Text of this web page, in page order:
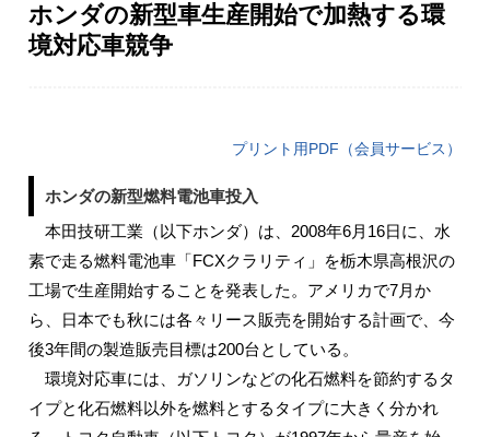
ホンダの新型車生産開始で加熱する環
境対応車競争
プリント用PDF（会員サービス）
ホンダの新型燃料電池車投入
本田技研工業（以下ホンダ）は、2008年6月16日に、水
素で走る燃料電池車「FCXクラリティ」を栃木県高根沢の
工場で生産開始することを発表した。アメリカで7月か
ら、日本でも秋には各々リース販売を開始する計画で、今
後3年間の製造販売目標は200台としている。
環境対応車には、ガソリンなどの化石燃料を節約するタ
イプと化石燃料以外を燃料とするタイプに大きく分かれ